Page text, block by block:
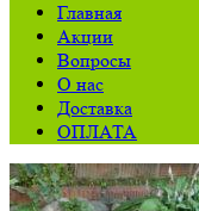
Главная
Акции
Вопросы
О нас
Доставка
ОПЛАТА